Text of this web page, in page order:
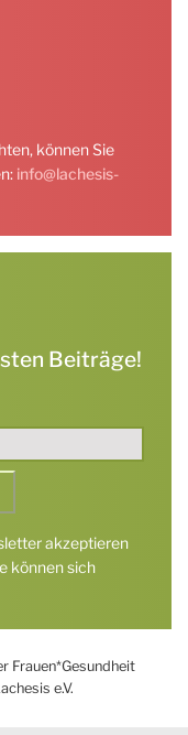
können Sie
info@lachesis-
Beiträge!
akzeptieren
können sich
Frauen*Gesundheit
e.V.